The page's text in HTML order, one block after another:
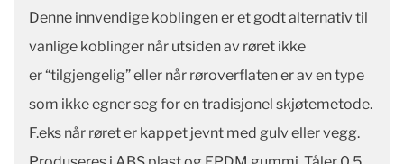
Denne innvendige koblingen er et godt alternativ til
vanlige koblinger når utsiden av røret ikke
er “tilgjengelig” eller når røroverflaten er av en type
som ikke egner seg for en tradisjonel skjøtemetode.
F.eks når røret er kappet jevnt med gulv eller vegg.